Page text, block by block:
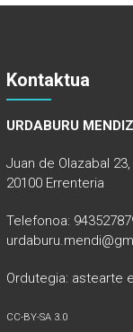
Kontaktua
URDABURU
Juan de Olazabal
20100 Errenteria
Telefonoa:
Ordutegia: astearte
CC-BY-SA 3.0